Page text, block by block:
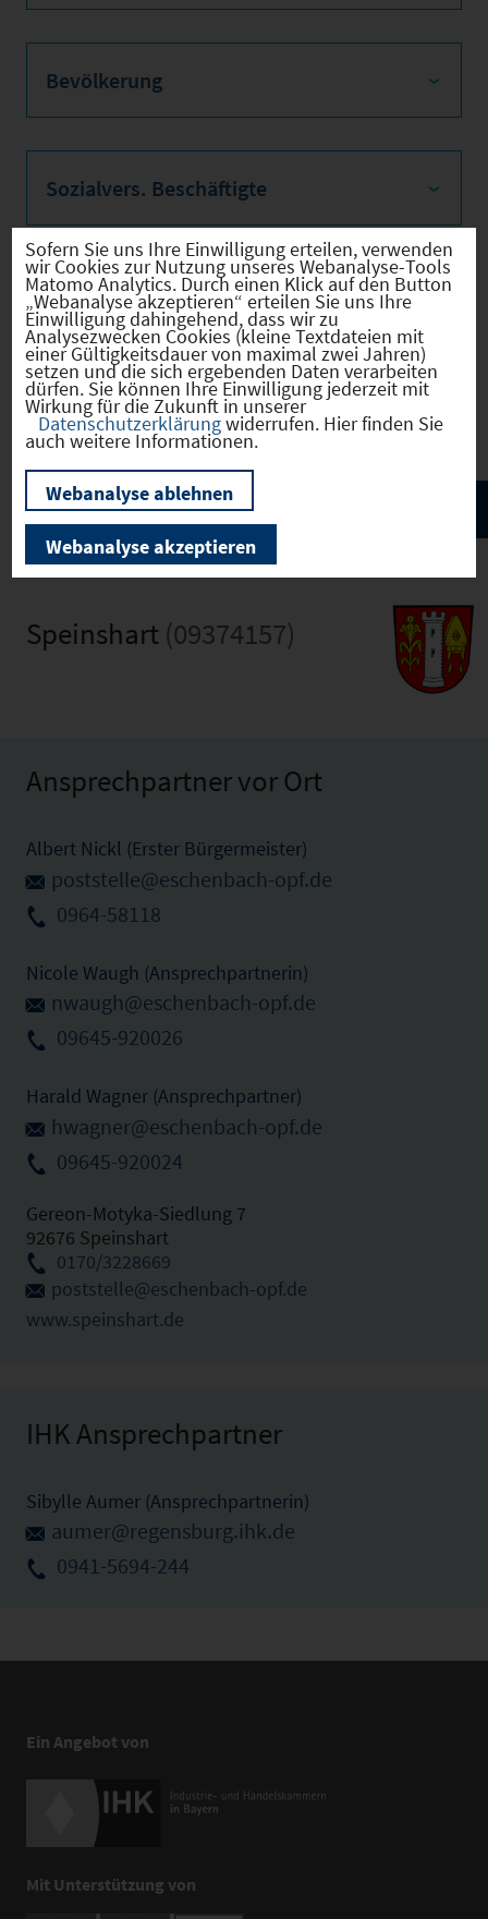
Bevölkerung
Sozialvers. Beschäftigte
Verkehrsinfrastruktur
Kommunale Infrastruktur
Speinshart (09374157)
Ansprechpartner vor Ort
Albert Nickl (Erster Bürgermeister)
poststelle@eschenbach-opf.de
0964-58118
Nicole Waugh (Ansprechpartnerin)
nwaugh@eschenbach-opf.de
09645-920026
Harald Wagner (Ansprechpartner)
hwagner@eschenbach-opf.de
09645-920024
Gereon-Motyka-Siedlung 7
92676 Speinshart
0170/3228669
poststelle@eschenbach-opf.de
www.speinshart.de
IHK Ansprechpartner
Sibylle Aumer (Ansprechpartnerin)
aumer@regensburg.ihk.de
0941-5694-244
Ein Angebot von
Mit Unterstützung von
Sofern Sie uns Ihre Einwilligung erteilen, verwenden
wir Cookies zur Nutzung unseres Webanalyse-Tools
Matomo Analytics. Durch einen Klick auf den Button
„Webanalyse akzeptieren“ erteilen Sie uns Ihre
Einwilligung dahingehend, dass wir zu
Analysezwecken Cookies (kleine Textdateien mit
einer Gültigkeitsdauer von maximal zwei Jahren)
setzen und die sich ergebenden Daten verarbeiten
dürfen. Sie können Ihre Einwilligung jederzeit mit
Wirkung für die Zukunft in unserer
Datenschutzerklärungwiderrufen. Hier finden Sie
auch weitere Informationen.
Webanalyse ablehnen
Webanalyse akzeptieren